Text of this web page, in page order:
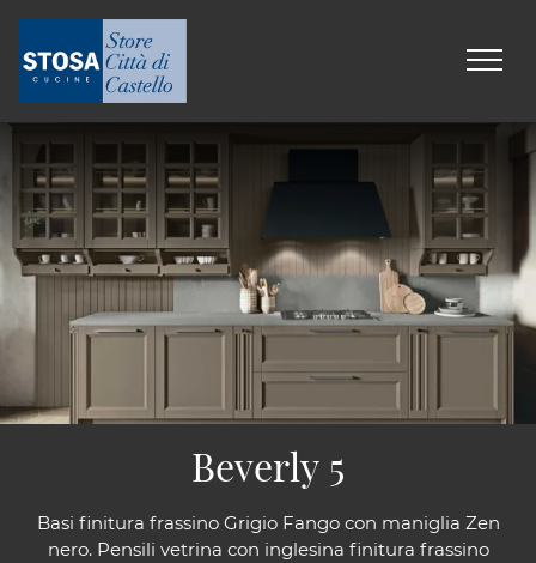
Basi finitura frassino Grigio Fango con maniglia Zen
nero. Pensili vetrina con inglesina finitura frassino
Beverly 5